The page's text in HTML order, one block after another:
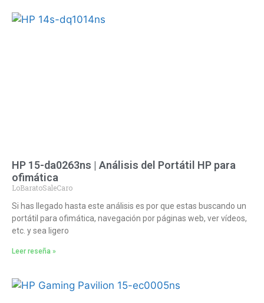
HP 15-da0263ns | Análisis del Portátil HP para
ofimática
LoBaratoSaleCaro
Si has llegado hasta este análisis es por que estas buscando un
portátil para ofimática, navegación por páginas web, ver vídeos,
etc. y sea ligero
Leer reseña »